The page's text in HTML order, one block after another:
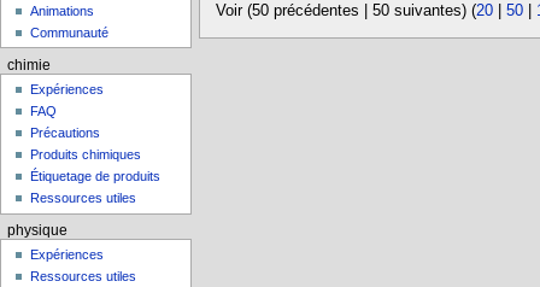
Voir (50 précédentes | 50 suivantes) (20| 50|
Animations
Communauté
chimie
Expériences
FAQ
Précautions
Produits chimiques
Étiquetage de produits
Ressources utiles
physique
Expériences
Ressources utiles